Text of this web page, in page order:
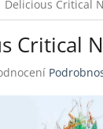
Delicious Critical
Critical